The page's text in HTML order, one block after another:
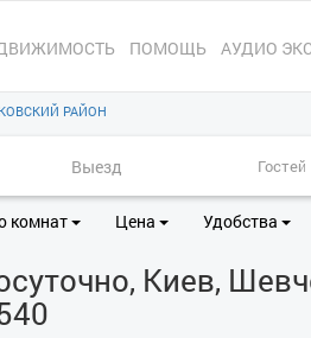
ПОМОЩЬ АУДИО
РАЙОН
комнат Цена Удобства
Киев,